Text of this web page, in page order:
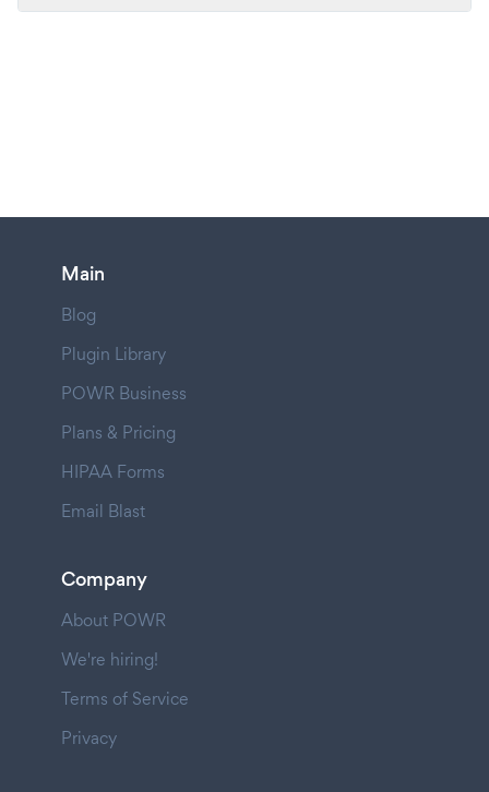
Main
Blog
Plugin Library
POWR Business
Plans & Pricing
HIPAA Forms
Email Blast
Company
About POWR
We're hiring!
Terms of Service
Privacy